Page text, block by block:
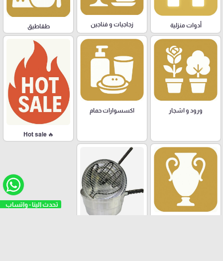
تحدث الينا - واتساب
أدوات منزلية زجاجيات و فناجين طقاطيق
ورود و اشجار اكسسوارات حمام
🔥 Hot sale